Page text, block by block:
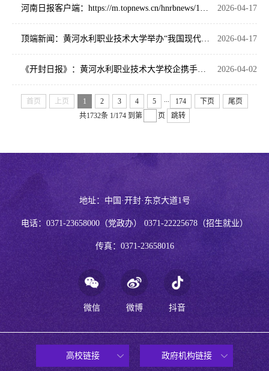
2026-04-17
河南日报客户端：https://m.topnews.cn/hnrbnews/145CD1E548BE4D74
2026-04-17
顶端新闻：黄河水利职业技术大学举办“我国现代治水实践与未来创新路径”创新大讲堂
2026-04-02
《开封日报》：黄河水利职业技术大学校企携手谱新篇 产教融合育英才
首页 上页 1 2 3 4 5 174 下页
尾页
共1732条 1/174 到第 页 跳转
地址：中国·开封·东京大道1号
电话：0371-23658000（党政办） 0371-22225678（招生就业）
传真：0371-23658016
微信 微博 抖音
高校链接 政府机构链接